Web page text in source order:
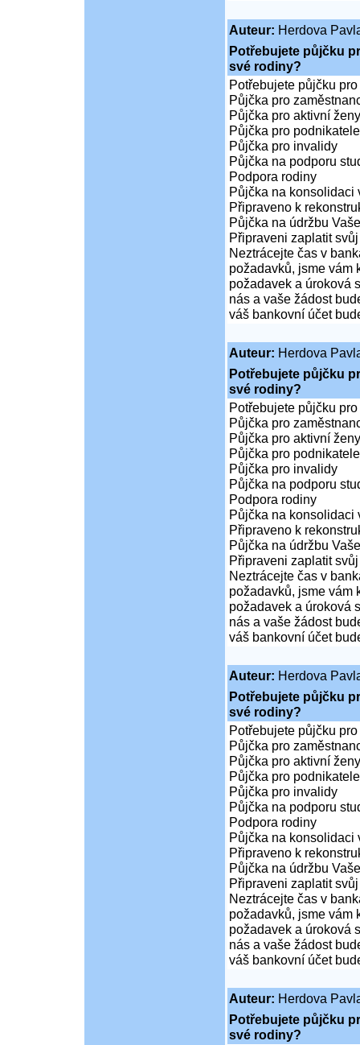
Auteur: Herdova
Potřebujete půjčku
své rodiny?
Potřebujete půjčku
Půjčka pro
Půjčka pro aktivní
Půjčka pro podnikatele
Půjčka pro invalidy
Půjčka na podporu
Podpora rodiny
Půjčka na konsolidaci
Připraveno k
Půjčka na údržbu
Připraveni zaplatit
Neztrácejte čas v
požadavků, jsme vám
požadavek a úroková
nás a vaše žádost
váš bankovní účet
Auteur: Herdova
Potřebujete půjčku
své rodiny?
Potřebujete půjčku
Půjčka pro
Půjčka pro aktivní
Půjčka pro podnikatele
Půjčka pro invalidy
Půjčka na podporu
Podpora rodiny
Půjčka na konsolidaci
Připraveno k
Půjčka na údržbu
Připraveni zaplatit
Neztrácejte čas v
požadavků, jsme vám
požadavek a úroková
nás a vaše žádost
váš bankovní účet
Auteur: Herdova
Potřebujete půjčku
své rodiny?
Potřebujete půjčku
Půjčka pro
Půjčka pro aktivní
Půjčka pro podnikatele
Půjčka pro invalidy
Půjčka na podporu
Podpora rodiny
Půjčka na konsolidaci
Připraveno k
Půjčka na údržbu
Připraveni zaplatit
Neztrácejte čas v
požadavků, jsme vám
požadavek a úroková
nás a vaše žádost
váš bankovní účet
Auteur: Herdova
Potřebujete půjčku
své rodiny?